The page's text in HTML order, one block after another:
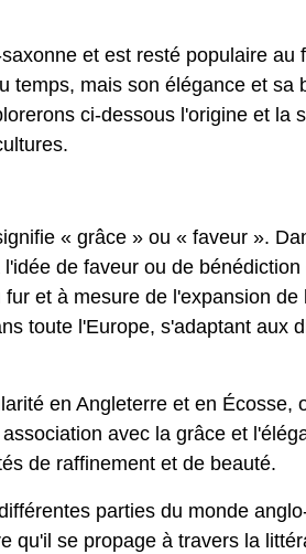
et est resté populaire au
temps, mais son élégance et sa
ci-dessous l'origine et la
« grâce » ou « faveur ».
de faveur ou de
et à mesure de l'expansion de
toute l'Europe, s'adaptant aux
en Angleterre et en Écosse,
avec la grâce et
de raffinement et de beauté.
parties du monde
qu'il se propage à travers la